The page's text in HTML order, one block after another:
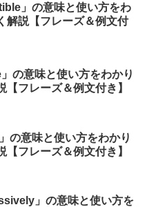
」の意味と使い方をわ
解説【フレーズ＆例文付
」の意味と使い方をわかり
【フレーズ＆例文付き】
の意味と使い方をわかり
【フレーズ＆例文付き】
」の意味と使い方を